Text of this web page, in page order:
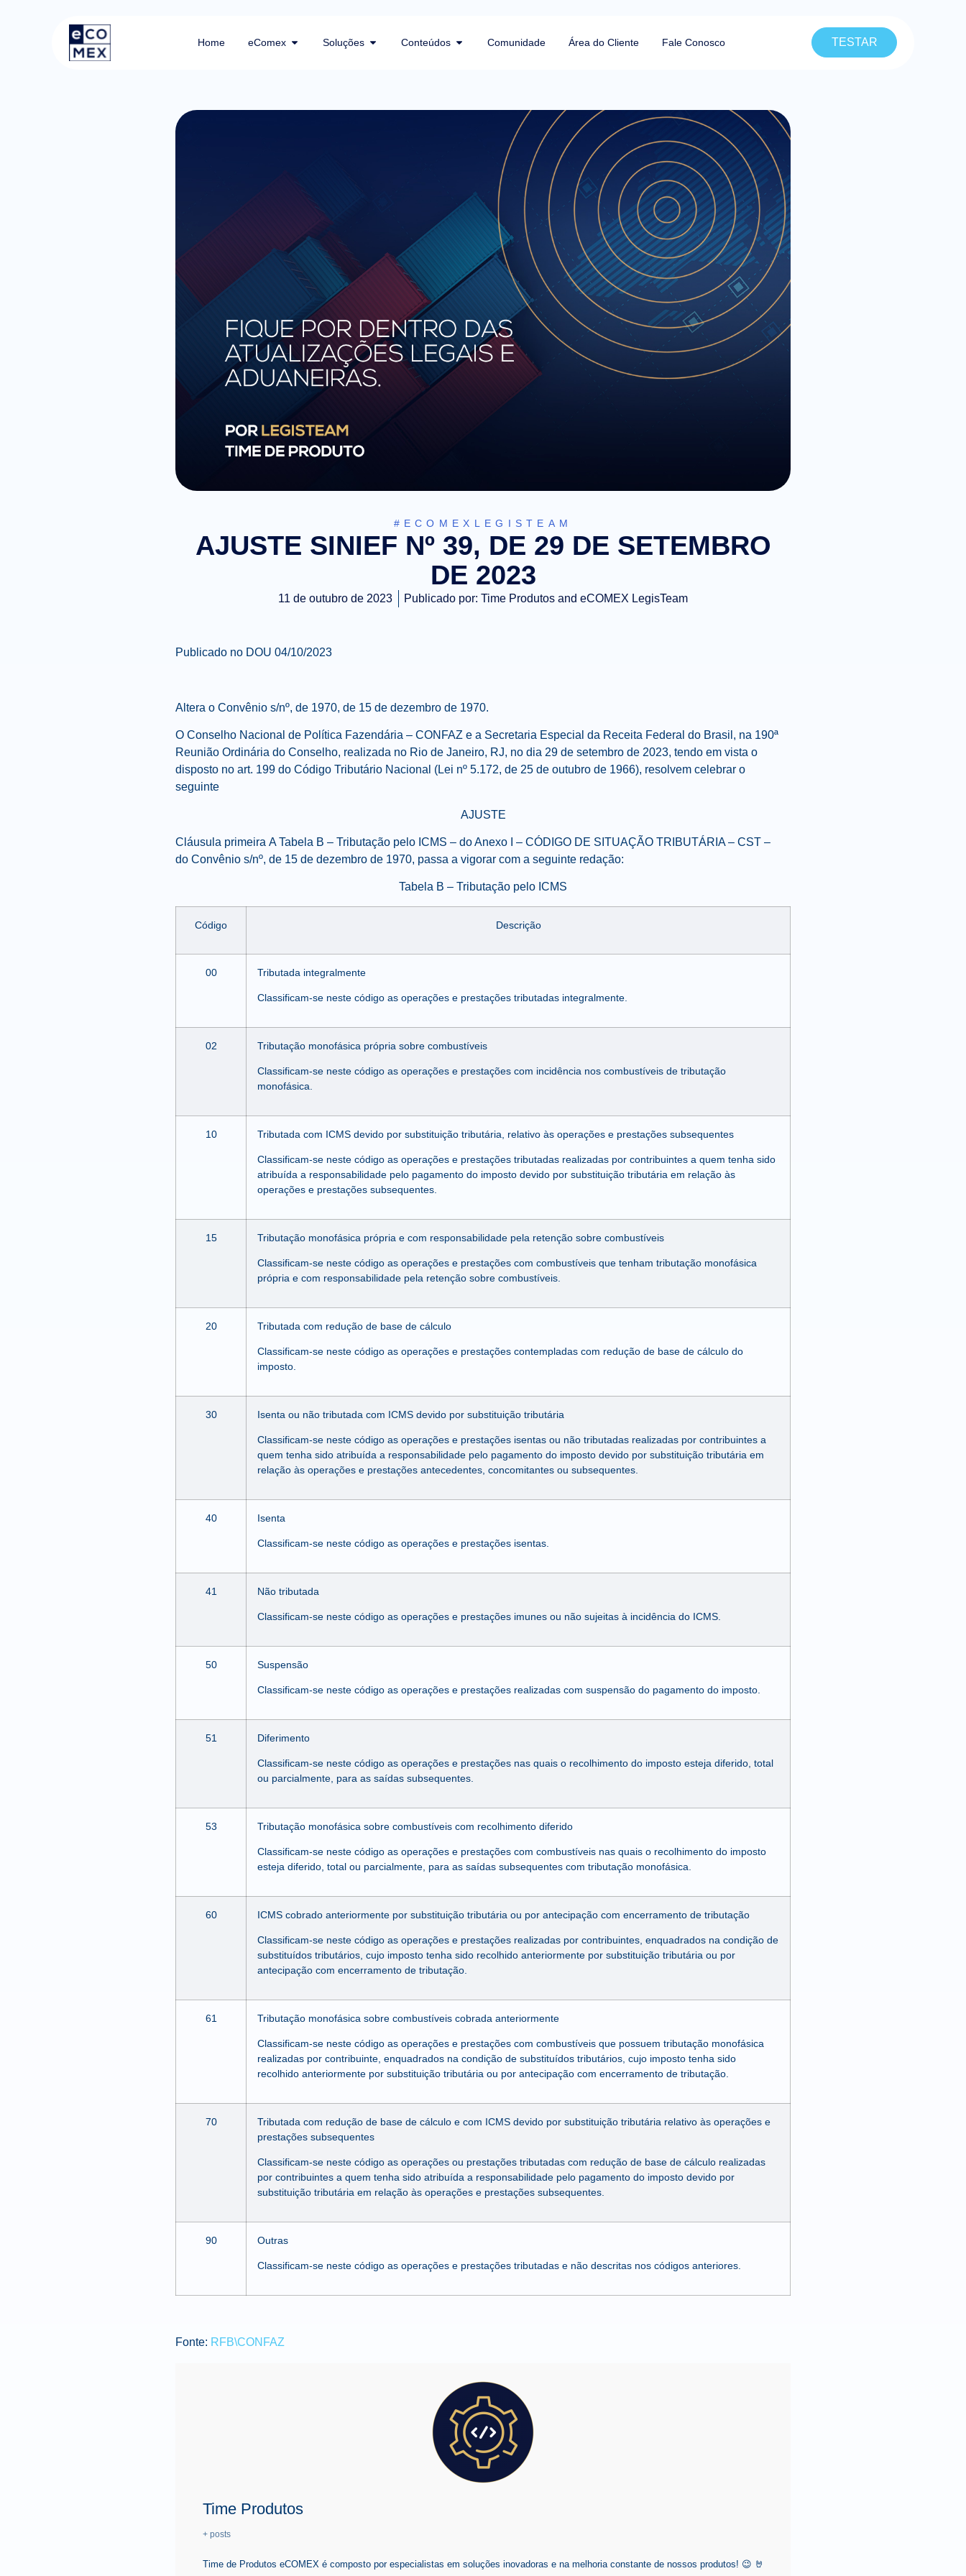
Home eComex Soluções Conteúdos Comunidade Área do Cliente Fale Conosco TESTAR
#ECOMEXLEGISTEAM
AJUSTE SINIEF Nº 39, DE 29 DE SETEMBRO
DE 2023
11 de outubro de 2023 Publicado por: Time Produtos and eCOMEX LegisTeam
Publicado no DOU 04/10/2023
Altera o Convênio s/nº, de 1970, de 15 de dezembro de 1970.
O Conselho Nacional de Política Fazendária – CONFAZ e a Secretaria Especial da Receita Federal do Brasil , na 190ª
Reunião Ordinária do Conselho, realizada no Rio de Janeiro, RJ, no dia 29 de setembro de 2023, tendo em vista o
disposto no art. 199 do Código Tributário Nacional (Lei nº 5.172, de 25 de outubro de 1966), resolvem celebrar o
seguinte
AJUSTE
Cláusula primeira A Tabela B – Tributação pelo ICMS – do Anexo I – CÓDIGO DE SITUAÇÃO TRIBUTÁRIA – CST –
do Convênio s/nº, de 15 de dezembro de 1970, passa a vigorar com a seguinte redação:
Tabela B – Tributação pelo ICMS
Código Descrição
00 Tributada integralmente
Classificam-se neste código as operações e prestações tributadas integralmente.
02 Tributação monofásica própria sobre combustíveis
Classificam-se neste código as operações e prestações com incidência nos combustíveis de tributação
monofásica.
10 Tributada com ICMS devido por substituição tributária, relativo às operações e prestações subsequentes
Classificam-se neste código as operações e prestações tributadas realizadas por contribuintes a quem tenha sido
atribuída a responsabilidade pelo pagamento do imposto devido por substituição tributária em relação às
operações e prestações subsequentes.
15 Tributação monofásica própria e com responsabilidade pela retenção sobre combustíveis
Classificam-se neste código as operações e prestações com combustíveis que tenham tributação monofásica
própria e com responsabilidade pela retenção sobre combustíveis.
20 Tributada com redução de base de cálculo
Classificam-se neste código as operações e prestações contempladas com redução de base de cálculo do
imposto.
30 Isenta ou não tributada com ICMS devido por substituição tributária
Classificam-se neste código as operações e prestações isentas ou não tributadas realizadas por contribuintes a
quem tenha sido atribuída a responsabilidade pelo pagamento do imposto devido por substituição tributária em
relação às operações e prestações antecedentes, concomitantes ou subsequentes.
40 Isenta
Classificam-se neste código as operações e prestações isentas.
41 Não tributada
Classificam-se neste código as operações e prestações imunes ou não sujeitas à incidência do ICMS.
50 Suspensão
Classificam-se neste código as operações e prestações realizadas com suspensão do pagamento do imposto.
51 Diferimento
Classificam-se neste código as operações e prestações nas quais o recolhimento do imposto esteja diferido, total
ou parcialmente, para as saídas subsequentes.
53 Tributação monofásica sobre combustíveis com recolhimento diferido
Classificam-se neste código as operações e prestações com combustíveis nas quais o recolhimento do imposto
esteja diferido, total ou parcialmente, para as saídas subsequentes com tributação monofásica.
60 ICMS cobrado anteriormente por substituição tributária ou por antecipação com encerramento de tributação
Classificam-se neste código as operações e prestações realizadas por contribuintes, enquadrados na condição de
substituídos tributários, cujo imposto tenha sido recolhido anteriormente por substituição tributária ou por
antecipação com encerramento de tributação.
61 Tributação monofásica sobre combustíveis cobrada anteriormente
Classificam-se neste código as operações e prestações com combustíveis que possuem tributação monofásica
realizadas por contribuinte, enquadrados na condição de substituídos tributários, cujo imposto tenha sido
recolhido anteriormente por substituição tributária ou por antecipação com encerramento de tributação.
70
Tributada com redução de base de cálculo e com ICMS devido por substituição tributária relativo às operações e
prestações subsequentes
Classificam-se neste código as operações ou prestações tributadas com redução de base de cálculo realizadas
por contribuintes a quem tenha sido atribuída a responsabilidade pelo pagamento do imposto devido por
substituição tributária em relação às operações e prestações subsequentes.
90 Outras
Classificam-se neste código as operações e prestações tributadas e não descritas nos códigos anteriores.
Fonte: RFB\CONFAZ
Time Produtos
+ posts
Time de Produtos eCOMEX é composto por especialistas em soluções inovadoras e na melhoria constante de nossos produtos! 😉 🤘